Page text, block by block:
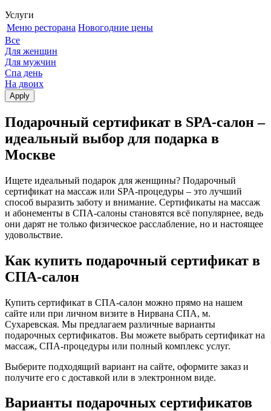
Услуги
Меню ресторана Новогодние цены
Все
Для женщин
Для мужчин
Спа день
На двоих
Подарочный сертификат в SPA-салон –
идеальный выбор для подарка в
Москве
Ищете идеальный подарок для женщины? Подарочный
сертификат на массаж или SPA-процедуры – это лучший
способ выразить заботу и внимание. Сертификаты на массаж
и абонементы в СПА-салоны становятся всё популярнее, ведь
они дарят не только физическое расслабление, но и настоящее
удовольствие.
Как купить подарочный сертификат в
СПА-салон
Купить сертификат в СПА-салон можно прямо на нашем
сайте или при личном визите в Нирвана СПА, м.
Сухаревская. Мы предлагаем различные варианты
подарочных сертификатов. Вы можете выбрать сертификат на
массаж, СПА-процедуры или полный комплекс услуг.
Выберите подходящий вариант на сайте, оформите заказ и
получите его с доставкой или в электронном виде.
Варианты подарочных сертификатов